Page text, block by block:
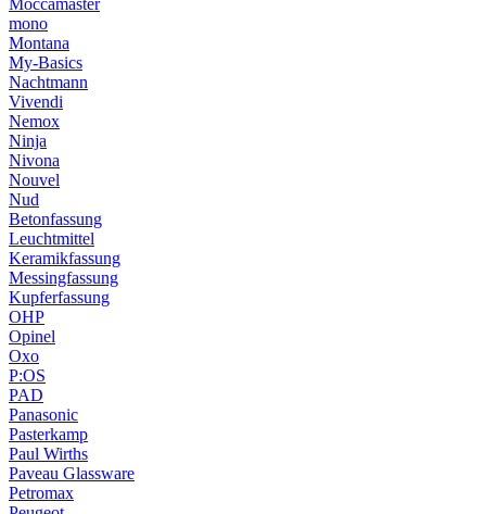
Moccamaster
mono
Montana
My-Basics
Nachtmann
Vivendi
Nemox
Ninja
Nivona
Nouvel
Nud
Betonfassung
Leuchtmittel
Keramikfassung
Messingfassung
Kupferfassung
OHP
Opinel
Oxo
P:OS
PAD
Panasonic
Pasterkamp
Paul Wirths
Paveau Glassware
Petromax